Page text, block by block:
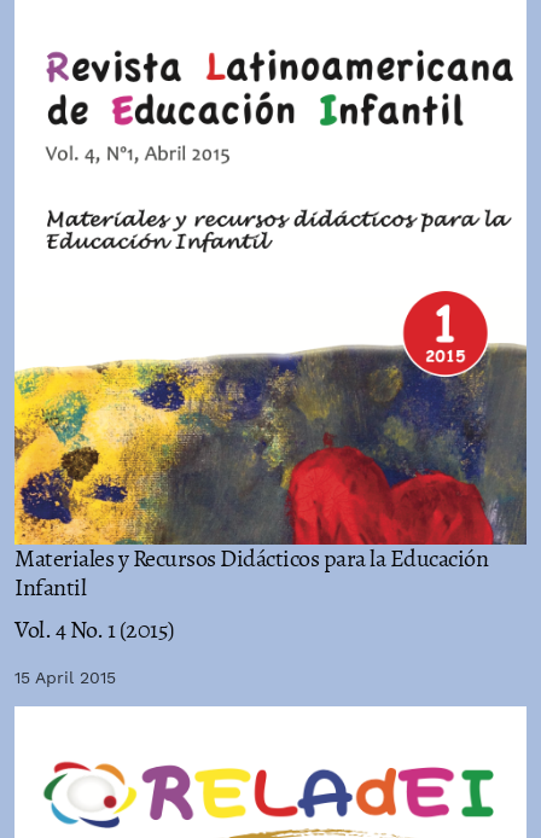
Materiales y Recursos Didácticos para la Educación
Infantil
Vol. 4 No. 1 (2015)
15 April 2015